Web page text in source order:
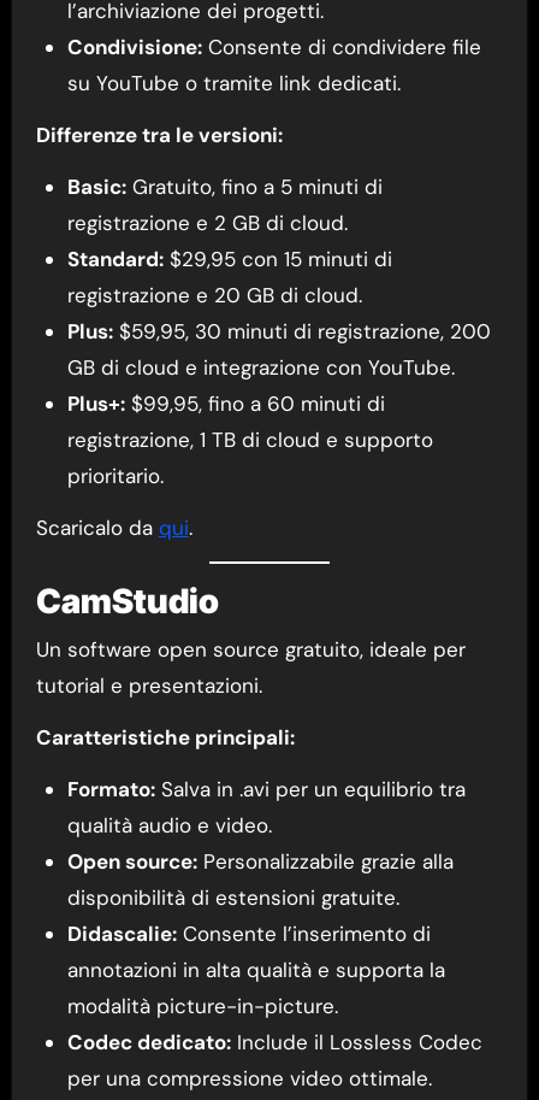
l’archiviazione dei progetti.
Condivisione:Consente di condividere file
su YouTube o tramite link dedicati.
Differenze tra le versioni:
Basic:Gratuito, fino a 5 minuti di
registrazione e 2 GB di cloud.
Standard:$29,95 con 15 minuti di
registrazione e 20 GB di cloud.
Plus:$59,95, 30 minuti di registrazione, 200
GB di cloud e integrazione con YouTube.
Plus+:$99,95, fino a 60 minuti di
registrazione, 1 TB di cloud e supporto
prioritario.
Scaricalo da qui.
CamStudio
Un software open source gratuito, ideale per
tutorial e presentazioni.
Caratteristiche principali:
Formato:Salva in .avi per un equilibrio tra
qualità audio e video.
Open source:Personalizzabile grazie alla
disponibilità di estensioni gratuite.
Didascalie:Consente l’inserimento di
annotazioni in alta qualità e supporta la
modalità picture-in-picture.
Codec dedicato:Include il Lossless Codec
per una compressione video ottimale.